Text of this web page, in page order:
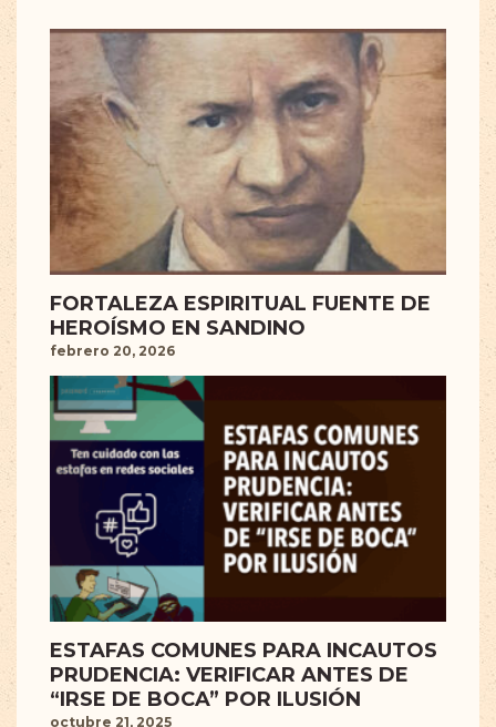
FORTALEZA ESPIRITUAL FUENTE DE
HEROÍSMO EN SANDINO
febrero 20, 2026
ESTAFAS COMUNES PARA INCAUTOS
PRUDENCIA: VERIFICAR ANTES DE
“IRSE DE BOCA” POR ILUSIÓN
octubre 21, 2025